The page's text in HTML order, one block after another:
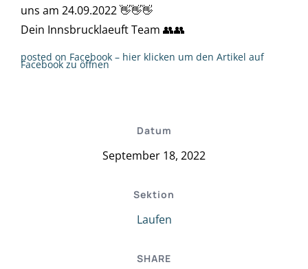
Datum
September 18, 2022
Sektion
Laufen
SHARE
uns am 24.09.2022 👋👋👋
Dein Innsbrucklaeuft Team 👥️️👥️️
posted on Facebook – hier klicken um den Artikel auf
Facebook zu öffnen